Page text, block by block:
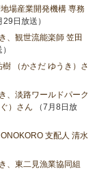
場産業開発機構 専務
29日放送）
、観世流能楽師 笠田
（かさだ ゆうき）さ
、淡路ワールドパーク
）さん （7月8日放
支配人 清水
、東二見漁業協同組